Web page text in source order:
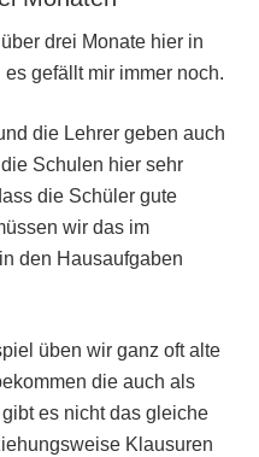
drei Monate hier in
gefällt mir immer noch.
die Lehrer geben auch
Schulen hier sehr
die Schüler gute
wir das im
den Hausaufgaben
üben wir ganz oft alte
die auch als
es nicht das gleiche
Klausuren